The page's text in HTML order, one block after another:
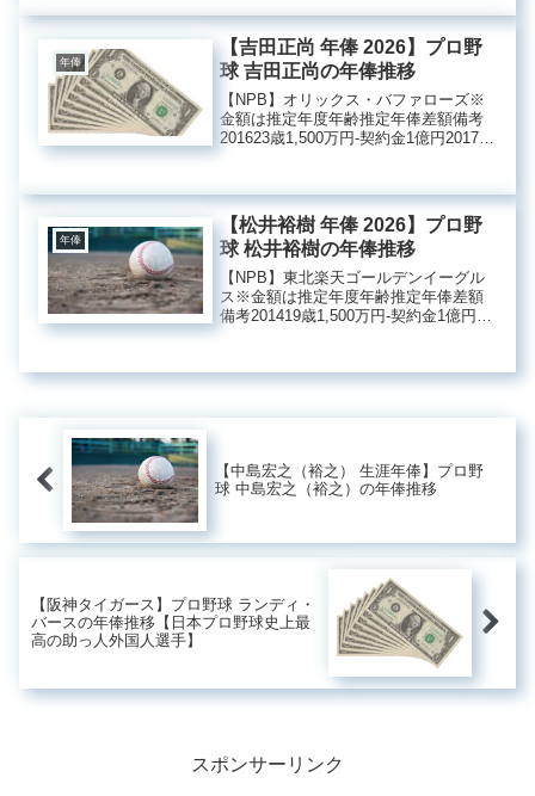
201426歳2,80...
年俸
【吉田正尚 年俸 2026】プロ野
球 吉田正尚の年俸推移
【NPB】オリックス・バファローズ※
金額は推定年度年齢推定年俸差額備考
201623歳1,500万円‐契約金1億円201724
5,400万円...
年俸
【松井裕樹 年俸 2026】プロ野
球 松井裕樹の年俸推移
【NPB】東北楽天ゴールデンイーグル
ス※金額は推定年度年齢推定年俸差額
備考201419歳1,500万円‐契約金1億円＋
円201722歳9...
【中島宏之（裕之） 生涯年俸】プロ野
球 中島宏之（裕之）の年俸推移
【阪神タイガース】プロ野球 ランディ・
バースの年俸推移【日本プロ野球史上最
高の助っ人外国人選手】
スポンサーリンク